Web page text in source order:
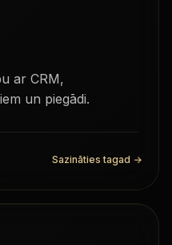
ar CRM,
un piegādi.
Sazināties tagad →